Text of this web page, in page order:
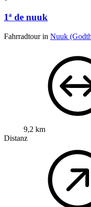
1ª de nuuk
Fahrradtour in Nuuk
9,2 km
Distanz